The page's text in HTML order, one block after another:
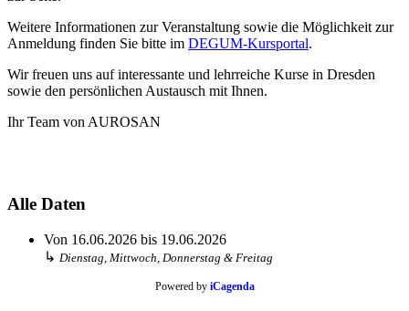
Weitere Informationen zur Veranstaltung sowie die Möglichkeit zur
Anmeldung finden Sie bitte im DEGUM-Kursportal.
Wir freuen uns auf interessante und lehrreiche Kurse in Dresden
sowie den persönlichen Austausch mit Ihnen.
Ihr Team von AUROSAN
Alle Daten
Von 16.06.2026 bis 19.06.2026
↳ Dienstag, Mittwoch, Donnerstag & Freitag
Powered by iCagenda